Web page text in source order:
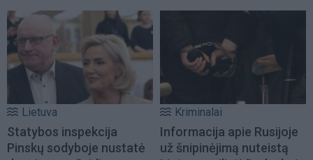
Lietuva
Statybos inspekcija
Pinskų sodyboje nustatė
Kriminalai
Informacija apie Rusijoje
už šnipinėjimą nuteistą